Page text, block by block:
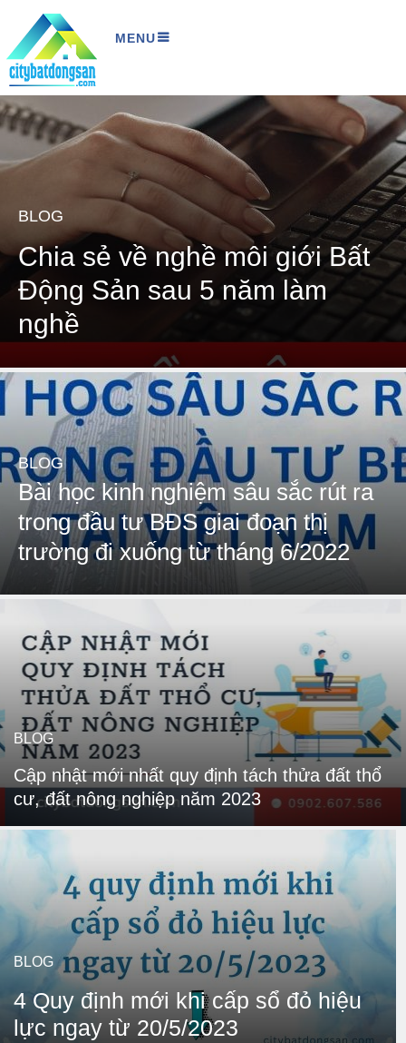
MENU
BLOG
Chia sẻ về nghề môi giới Bất
Động Sản sau 5 năm làm
nghề
BLOG
Bài học kinh nghiệm sâu sắc rút ra
trong đầu tư BĐS giai đoạn thị
trường đi xuống từ tháng 6/2022
BLOG
Cập nhật mới nhất quy định tách thửa đất thổ
cư, đất nông nghiệp năm 2023
BLOG
4 Quy định mới khi cấp sổ đỏ hiệu
lực ngay từ 20/5/2023